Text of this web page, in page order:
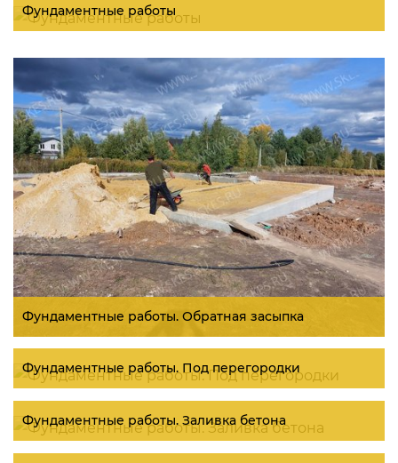
Фундаментные работы
Фундаментные работы. Обратная засыпка
Фундаментные работы. Под перегородки
Фундаментные работы. Заливка бетона